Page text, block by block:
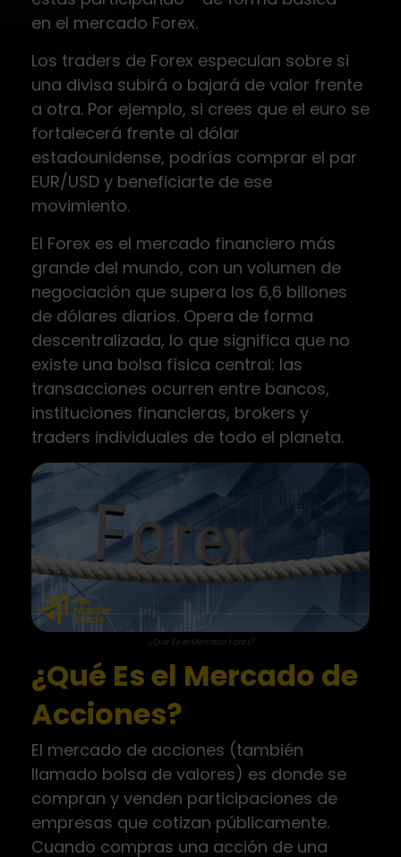
en el mercado Forex.
Los traders de Forex especulan sobre si
una divisa subirá o bajará de valor frente
a otra. Por ejemplo, si crees que el euro se
fortalecerá frente al dólar
estadounidense, podrías comprar el par
EUR/USD y beneficiarte de ese
movimiento.
El Forex es el mercado financiero más
grande del mundo, con un volumen de
negociación que supera los 6,6 billones
de dólares diarios. Opera de forma
descentralizada, lo que significa que no
existe una bolsa física central: las
transacciones ocurren entre bancos,
instituciones financieras, brokers y
traders individuales de todo el planeta.
¿Qué Es el Mercado Forex?
¿Qué Es el Mercado de
Acciones?
El mercado de acciones (también
llamado bolsa de valores) es donde se
compran y venden participaciones de
empresas que cotizan públicamente.
Cuando compras una acción de una